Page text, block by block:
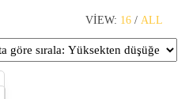
VIEW: 16 / ALL